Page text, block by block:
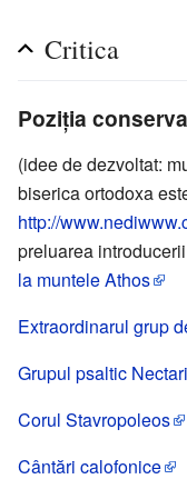
Critica
Poziţia
(idee de dezvoltat:
biserica ortodoxa
http://
preluarea
la muntele Athos
Extraordinarul grup
Grupul psaltic
Corul Stavropoleos
Cântări calofonice